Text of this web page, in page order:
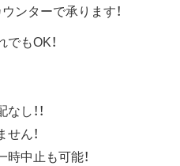
ンターで承ります！
でもOK！
し！！
ん！
中止も可能！